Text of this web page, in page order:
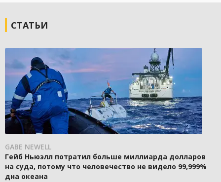
СТАТЬИ
GABE NEWELL
Гейб Ньюэлл потратил больше миллиарда долларов
на суда, потому что человечество не видело 99,999%
дна океана